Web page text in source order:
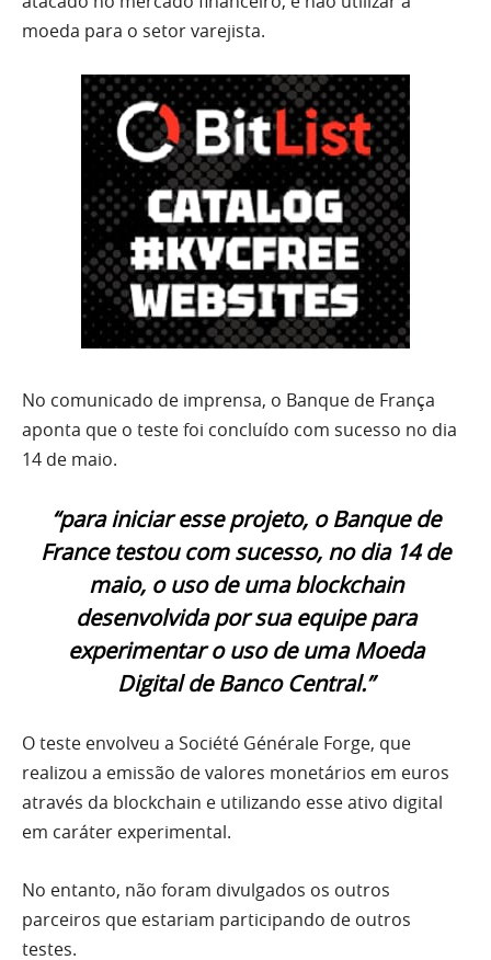
moeda para o setor varejista.
No comunicado de imprensa, o Banque de França
aponta que o teste foi concluído com sucesso no dia
14 de maio.
“para iniciar esse projeto, o Banque de
France testou com sucesso, no dia 14 de
maio, o uso de uma blockchain
desenvolvida por sua equipe para
experimentar o uso de uma Moeda
Digital de Banco Central.”
O teste envolveu a Société Générale Forge, que
realizou a emissão de valores monetários em euros
através da blockchain e utilizando esse ativo digital
em caráter experimental.
No entanto, não foram divulgados os outros
parceiros que estariam participando de outros
testes.